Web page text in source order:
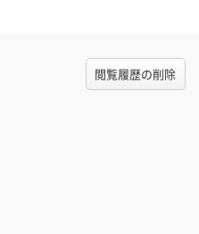
閲覧履歴の削除